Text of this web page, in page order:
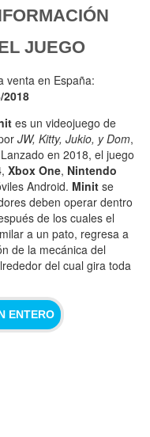
JUEGO
venta en España:
2018
es un videojuego de
JW, Kitty, Jukio, y Dom,
en 2018, el juego
,Xbox One, Nintendo
Android. Minit se
deben operar dentro
de los cuales el
a un pato, regresa a
de la mecánica del
del cual gira toda
ENTERO